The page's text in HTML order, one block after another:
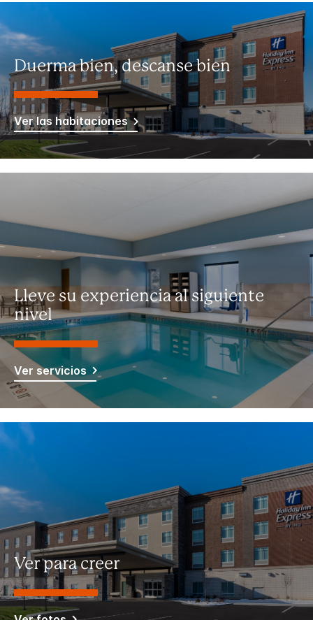
Duerma bien, descanse bien
Ver las habitaciones
Lleve su experiencia al siguiente
nivel
Ver servicios
Ver para creer